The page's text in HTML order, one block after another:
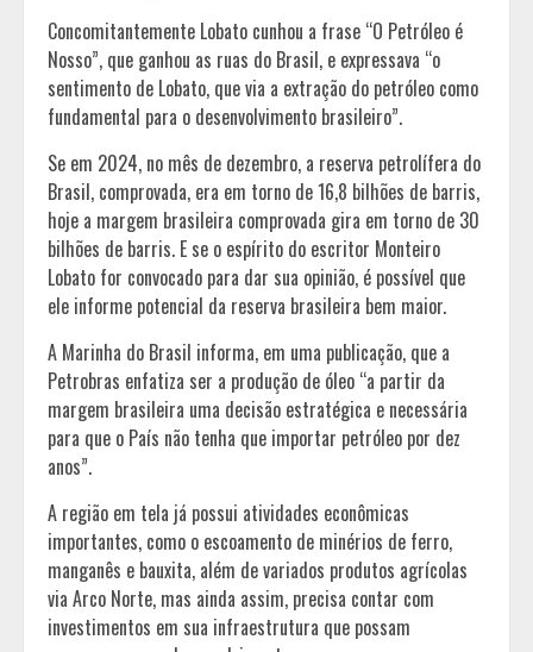
Concomitantemente Lobato cunhou a frase “O Petróleo é
Nosso”, que ganhou as ruas do Brasil, e expressava “o
sentimento de Lobato, que via a extração do petróleo como
fundamental para o desenvolvimento brasileiro”.
Se em 2024, no mês de dezembro, a reserva petrolífera do
Brasil, comprovada, era em torno de 16,8 bilhões de barris,
hoje a margem brasileira comprovada gira em torno de 30
bilhões de barris. E se o espírito do escritor Monteiro
Lobato for convocado para dar sua opinião, é possível que
ele informe potencial da reserva brasileira bem maior.
A Marinha do Brasil informa, em uma publicação, que a
Petrobras enfatiza ser a produção de óleo “a partir da
margem brasileira uma decisão estratégica e necessária
para que o País não tenha que importar petróleo por dez
anos”.
A região em tela já possui atividades econômicas
importantes, como o escoamento de minérios de ferro,
manganês e bauxita, além de variados produtos agrícolas
via Arco Norte, mas ainda assim, precisa contar com
investimentos em sua infraestrutura que possam